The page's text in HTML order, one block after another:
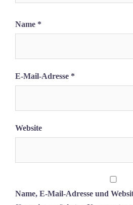
Name *
E-Mail-Adresse *
Website
Name, E-Mail-Adresse und